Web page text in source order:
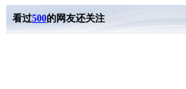
看过500的网友还关注